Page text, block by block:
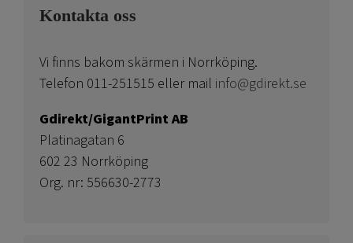
Kontakta oss
Vi finns bakom skärmen i Norrköping.
Telefon 011-251515 eller mail info@gdirekt.se
Gdirekt/GigantPrint AB
Platinagatan 6
602 23 Norrköping
Org. nr: 556630-2773